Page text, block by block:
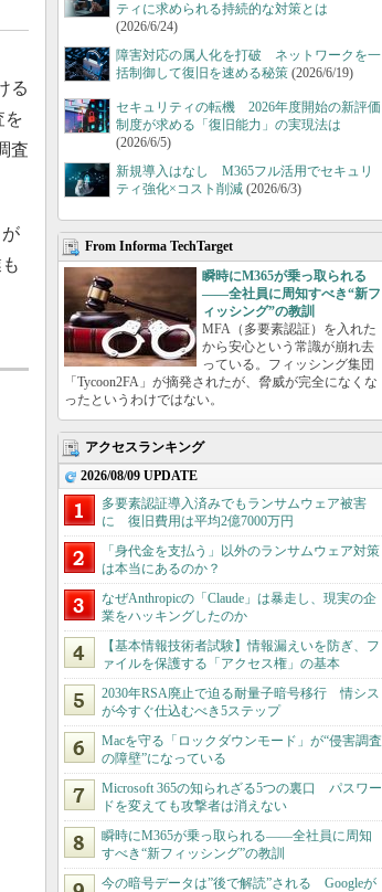
る
を
査
ティに求められる持続的な対策とは
(2026/6/24)
障害対応の属人化を打破 ネットワークを一
括制御して復旧を速める秘策 (2026/6/19)
セキュリティの転機 2026年度開始の新評価
制度が求める「復旧能力」の実現法は
(2026/6/5)
新規導入はなし M365フル活用でセキュリ
ティ強化×コスト削減 (2026/6/3)
From Informa TechTarget
瞬時にM365が乗っ取られる
――全社員に周知すべき“新フ
ィッシング”の教訓
MFA（多要素認証）を入れた
から安心という常識が崩れ去
っている。フィッシング集団
「Tycoon2FA」が摘発されたが、脅威が完全になくな
ったというわけではない。
アクセスランキング
2026/08/09 UPDATE
多要素認証導入済みでもランサムウェア被害
に 復旧費用は平均2億7000万円
「身代金を支払う」以外のランサムウェア対策
は本当にあるのか？
なぜAnthropicの「Claude」は暴走し、現実の企
業をハッキングしたのか
【基本情報技術者試験】情報漏えいを防ぎ、フ
ァイルを保護する「アクセス権」の基本
2030年RSA廃止で迫る耐量子暗号移行 情シス
が今すぐ仕込むべき5ステップ
Macを守る「ロックダウンモード」が“侵害調査
の障壁”になっている
Microsoft 365の知られざる5つの裏口 パスワー
ドを変えても攻撃者は消えない
瞬時にM365が乗っ取られる――全社員に周知
すべき“新フィッシング”の教訓
今の暗号データは”後で解読”される Googleが